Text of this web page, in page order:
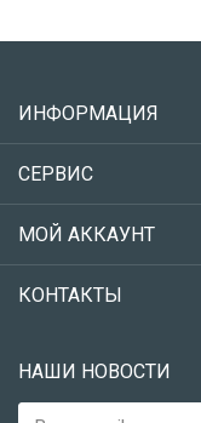
ИНФОРМАЦИЯ
СЕРВИС
МОЙ АККАУНТ
КОНТАКТЫ
НАШИ НОВОСТИ